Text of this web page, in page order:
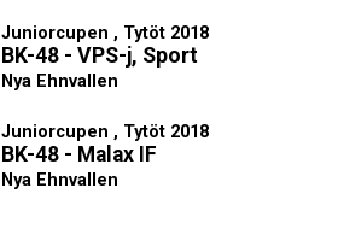
Juniorcupen , Tytöt 2018
BK-48 - VPS-j, Sport
Nya Ehnvallen
Juniorcupen , Tytöt 2018
BK-48 - Malax IF
Nya Ehnvallen